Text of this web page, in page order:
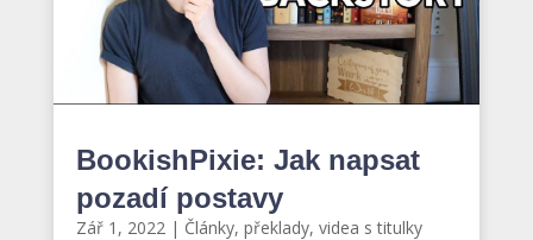
BookishPixie: Jak napsat
pozadí postavy
Zář 1, 2022| Články, překlady, videa s titulky